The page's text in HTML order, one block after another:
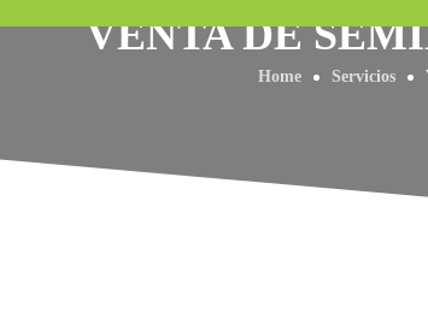
VENTA DE
Home Servicios